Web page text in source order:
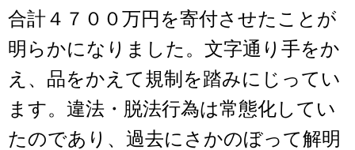
合計４７００万円を寄付させたことが
明らかになりました。文字通り手をか
え、品をかえて規制を踏みにじってい
ます。違法・脱法行為は常態化してい
たのであり、過去にさかのぼって解明